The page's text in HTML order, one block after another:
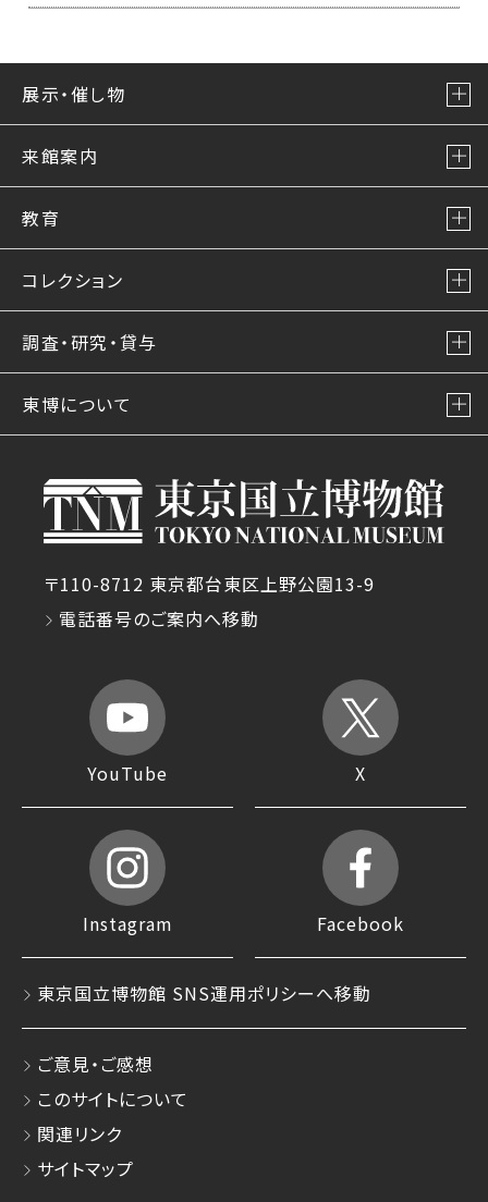
展示・催し物
来館案内
教育
コレクション
調査・研究・貸与
東博について
〒110-8712 東京都台東区上野公園13-9
電話番号のご案内へ移動
YouTube X
Instagram Facebook
東京国立博物館 SNS運用ポリシーへ移動
ご意見・ご感想
このサイトについて
関連リンク
サイトマップ